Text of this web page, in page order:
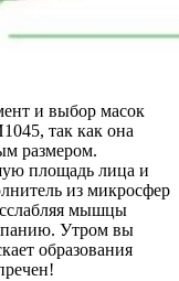
и выбор масок
так как она
размером.
площадь лица и
из микросфер
мышцы
Утром вы
образования